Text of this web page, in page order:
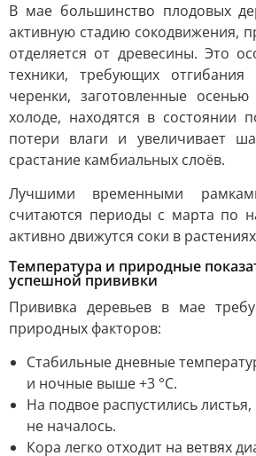
В мае большинство плодовых
активную стадию сокодвижения,
отделяется от древесины. Это
техники, требующих
черенки, заготовленные
холоде, находятся в состоянии
потери влаги и увеличивает
срастание камбиальных слоёв.
Лучшими временными
считаются периоды с марта по
активно движутся соки в
Температура и природные
успешной прививки
Прививка деревьев в мае
природных факторов:
Стабильные дневные
и ночные выше +3 °C.
На подвое распустились
не началось.
Кора легко отходит на ветвях